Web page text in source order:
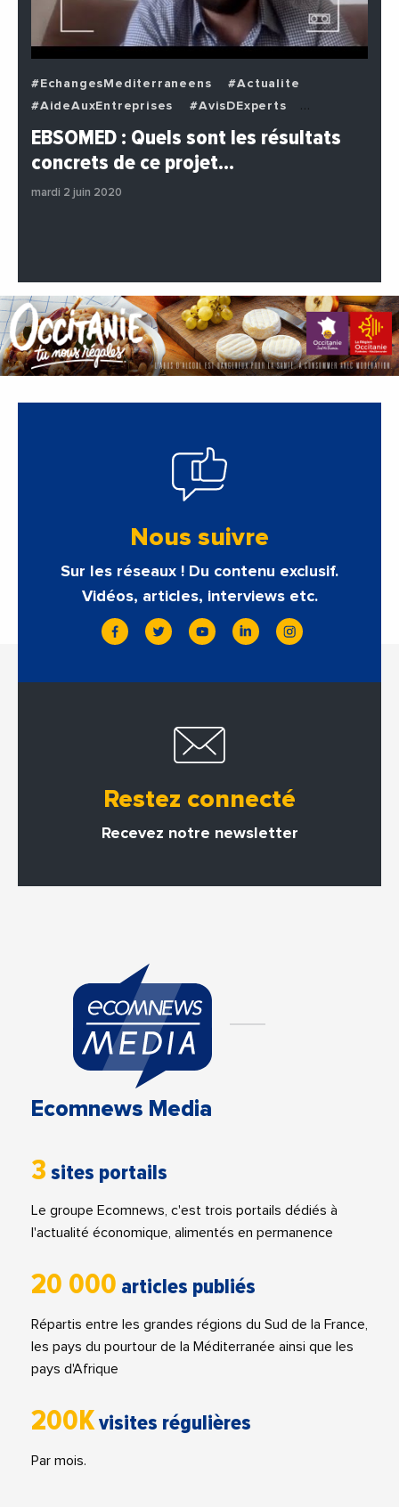
#EchangesMediterraneens
#Actualite
#AideAuxEntreprises
#AvisDExperts
#BuzzNews
#Decideurs
#Entreprises
#Institutions
EBSOMED : Quels sont les résultats
concrets de ce projet…
mardi 2 juin 2020
Nous suivre
Sur les réseaux ! Du contenu exclusif.
Vidéos, articles, interviews etc.
Restez connecté
Recevez notre newsletter
Ecomnews Media
3 sites portails
Le groupe Ecomnews, c'est trois portails dédiés à
l'actualité économique, alimentés en permanence
20 000 articles publiés
Répartis entre les grandes régions du Sud de la France,
les pays du pourtour de la Méditerranée ainsi que les
pays d'Afrique
200Kvisites régulières
Par mois.